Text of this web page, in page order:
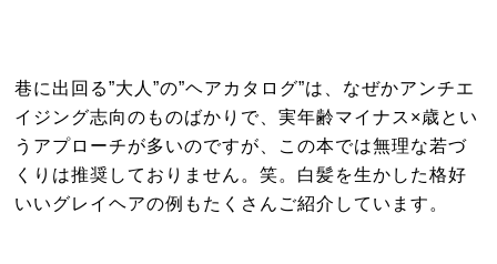
巷に出回る”大人”の”ヘアカタログ”は、なぜかアンチエ
イジング志向のものばかりで、実年齢マイナス×歳とい
うアプローチが多いのですが、この本では無理な若づ
くりは推奨しておりません。笑。白髪を生かした格好
いいグレイヘアの例もたくさんご紹介しています。